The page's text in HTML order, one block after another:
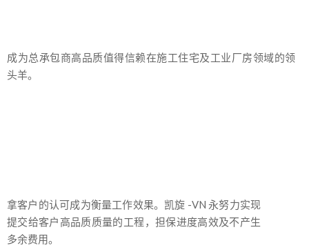
成为总承包商高品质值得信赖在施工住宅及工业厂房领域的领
头羊。
拿客户的认可成为衡量工作效果。凯旋 -VN 永努力实现
提交给客户高品质质量的工程，担保进度高效及不产生
多余费用。